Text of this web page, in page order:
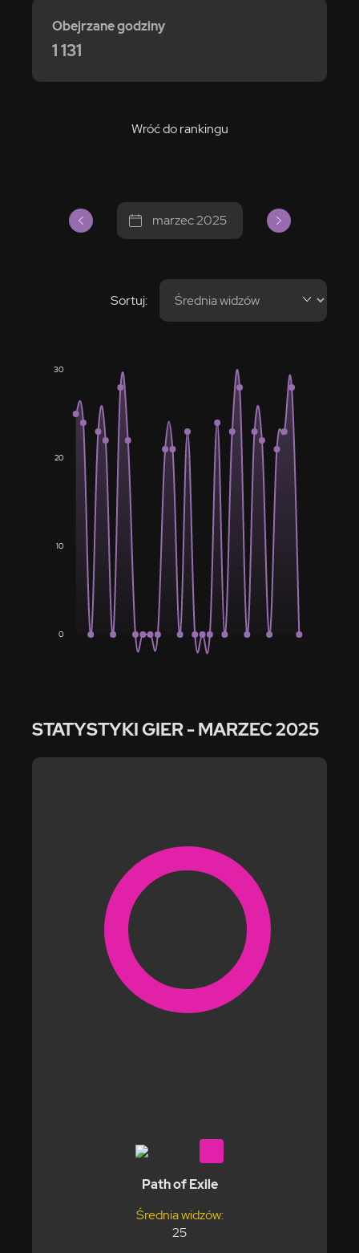
Wróć do rankingu
Obejrzane godziny
1 131
marzec 2025
Sortuj:
0
10
20
30
STATYSTYKI GIER- MARZEC 2025
Path of Exile
Średnia widzów:
25